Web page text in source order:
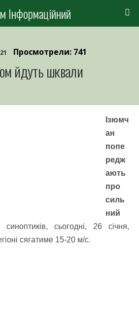
Інформаційний
Просмотрели: 741
йдуть шквали
Ізюмч
ан
попе
редж
ають
про
силь
ний
сьогодні, 26 січня,
сягатиме 15-20 м/с.